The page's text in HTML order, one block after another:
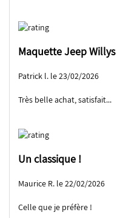
Maquette Jeep Willys
Patrick l. le 23/02/2026
Très belle achat, satisfait...
Un classique !
Maurice R. le 22/02/2026
Celle que je préfère !